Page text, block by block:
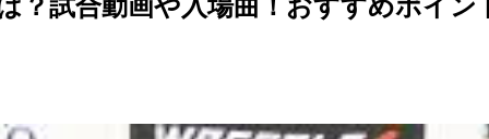
？試合動画や入場曲！おすすめポイン